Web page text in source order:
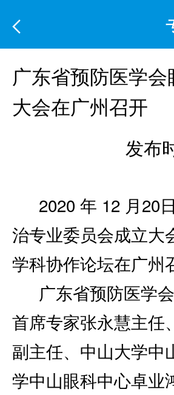
广东省预防医学
大会在广州召开
发布
2020 年 12 月20
治专业委员会成立大
学科协作论坛在广州
广东省预防医学
首席专家张永慧主任
副主任、中山大学中
学中山眼科中心卓业